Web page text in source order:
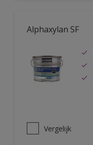
Alphaxylan SF
Vergelijk